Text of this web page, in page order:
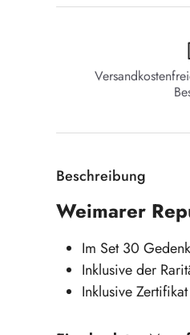
Beschreibung
Weimarer
Im Set 30
Inklusive der
Inklusive Zertifikat